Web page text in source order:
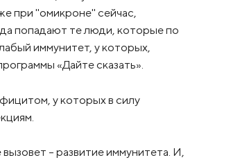
при "омикроне" сейчас,
попадают те люди, которые по
иммунитет, у которых,
«Дайте сказать».
у которых в силу
- развитие иммунитета. И,